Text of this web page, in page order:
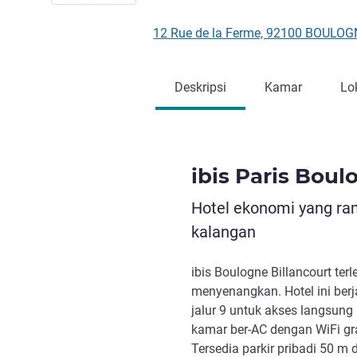
12 Rue de la Ferme, 92100
Deskripsi Kamar
ibis Paris
Hotel ekonomi yang
kalangan
ibis Boulogne Billancourt
menyenangkan. Hotel ini
jalur 9 untuk akses
kamar ber-AC dengan WiFi
Tersedia parkir pribadi 50 m